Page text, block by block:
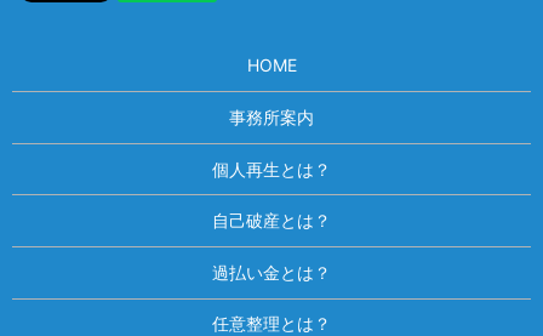
HOME
事務所案内
個人再生とは？
自己破産とは？
過払い金とは？
任意整理とは？